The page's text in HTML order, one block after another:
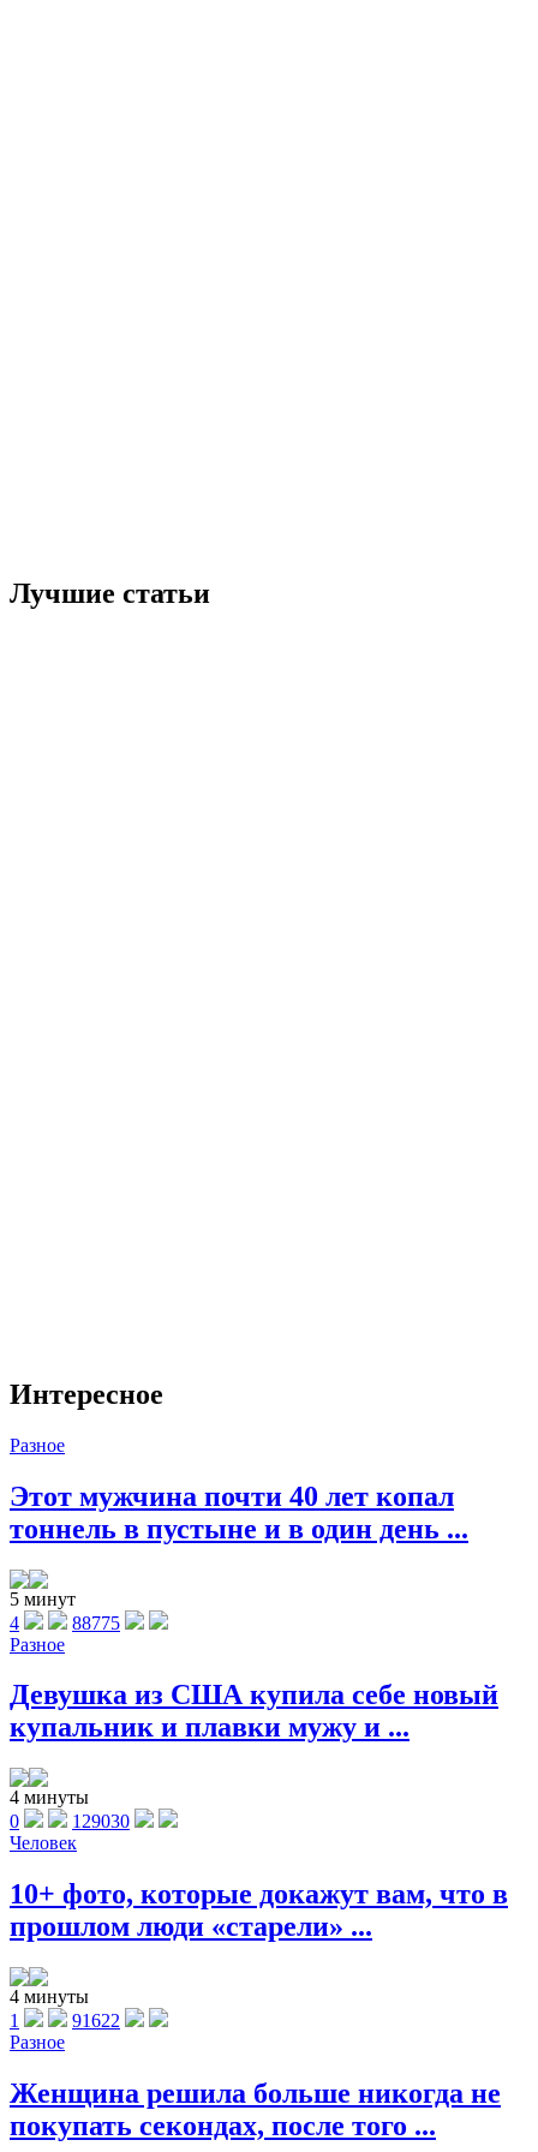
Лучшие статьи
Интересное
Разное
Этот мужчина почти 40 лет копал
тоннель в пустыне и в один день ...
5 минут
4
88775
Разное
Девушка из США купила себе новый
купальник и плавки мужу и ...
4 минуты
0
129030
Человек
10+ фото, которые докажут вам, что в
прошлом люди «старели» ...
4 минуты
1
91622
Разное
Женщина решила больше никогда не
покупать секондах, после того ...